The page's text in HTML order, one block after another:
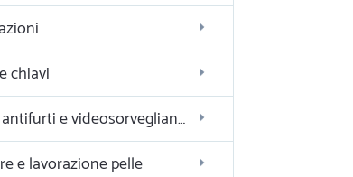
chiavi
Sistemi di antifurti e videosorveglianza
e lavorazione pelle